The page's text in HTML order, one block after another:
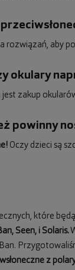
rozwiązań, aby
okulary
zakup
powinny
Oczy dzieci są
które
, Seen, i Solaris.
.
z